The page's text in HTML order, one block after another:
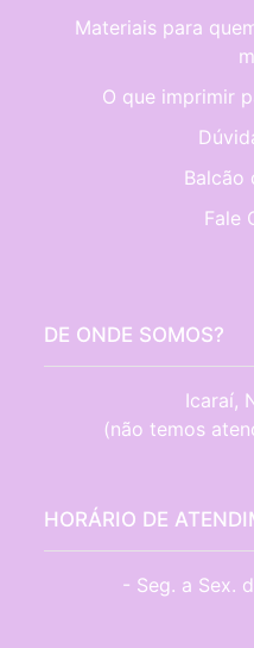
Materiais para
O que imprimir
Balcão
Fale
DE ONDE SOMOS?
Icaraí,
(não temos
HORÁRIO DE
- Seg. a Sex.